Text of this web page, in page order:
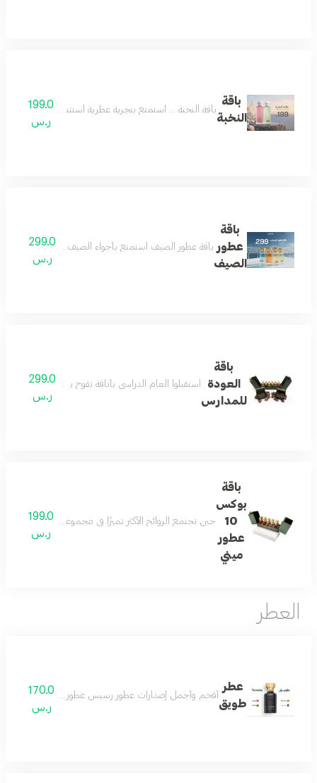
باقة
النخبة
باقة النخبة ... استمتع بتجربة عطرية استثنائية مع باقة النخبة، عطرين بحجم 160 مل من مجموعتنا المميزة بسعر خاص. فرصة رائعة للاستمتاع
199.0
ر.س
باقة
عطور
الصيف
باقة عطور الصيف استمتع بأجواء الصيف المنعشة مع باقة
299.0
ر.س
باقة
العودة
للمدارس
استقبلوا العام الدراسي بأناقة تفوح بالفخامة مع باقة العوده للمدارس من رسيس تتكون الباقة من 12عطور ميني
299.0
ر.س
باقة
بوكس
10
عطور
ميني
حين تجتمع الروائح الأكثر تميزًا في مجموعة واحدة تكون النتيجة تجربة عطرية لا تشبه غيرها تضم هذه التشكيلة 10 عطور 15 مل مختارة بعناية تتنقل بين النفحات الشرقية والزهرية
199.0
ر.س
العطر
عطر
طويق
أفخم وأجمل إصدارات عطور رسيس عطور النيش الفاخرة
170.0
ر.س